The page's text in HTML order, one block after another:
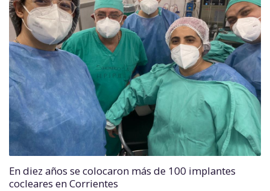
En diez años se colocaron más de 100 implantes
cocleares en Corrientes